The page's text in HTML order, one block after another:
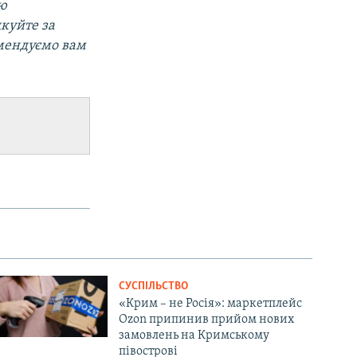
за
вам
СУСПІЛЬСТВО
«Крим – не Росія»: маркетплейс
Ozon припинив прийом нових
замовлень на Кримському
півострові